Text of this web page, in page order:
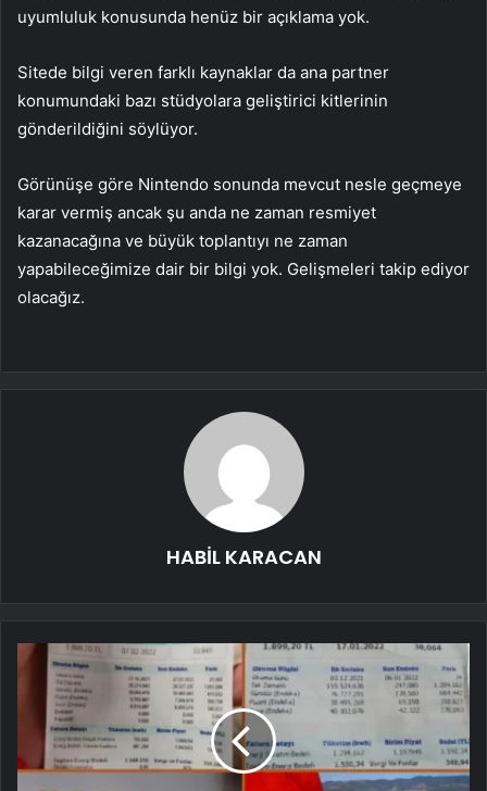
uyumluluk konusunda henüz bir açıklama yok.
Sitede bilgi veren farklı kaynaklar da ana partner
konumundaki bazı stüdyolara geliştirici kitlerinin
gönderildiğini söylüyor.
Görünüşe göre Nintendo sonunda mevcut nesle geçmeye
karar vermiş ancak şu anda ne zaman resmiyet
kazanacağına ve büyük toplantıyı ne zaman
yapabileceğimize dair bir bilgi yok. Gelişmeleri takip ediyor
olacağız.
HABİL KARACAN